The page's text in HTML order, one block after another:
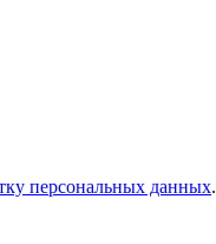
персональных данных.